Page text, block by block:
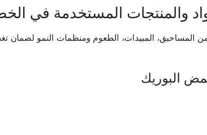
والمنتجات المستخدمة في
المبيدات، الطعوم ومنظمات النمو لضمان